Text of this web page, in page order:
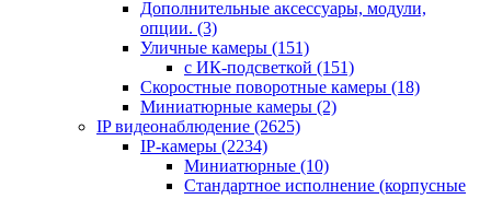
Дополнительные аксессуары, модули,
опции. (3)
Уличные камеры (151)
с ИК-подсветкой (151)
Скоростные поворотные камеры (18)
Миниатюрные камеры (2)
IP видеонаблюдение (2625)
IP-камеры (2234)
Миниатюрные (10)
Стандартное исполнение (корпусные